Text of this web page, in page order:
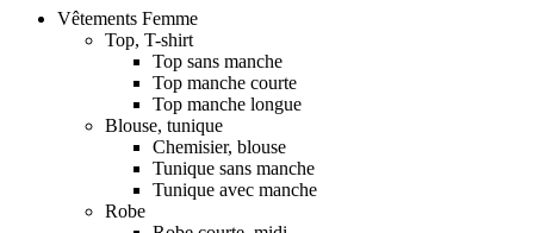
Vêtements Femme
Top, T-shirt
Top sans manche
Top manche courte
Top manche longue
Blouse, tunique
Chemisier, blouse
Tunique sans manche
Tunique avec manche
Robe